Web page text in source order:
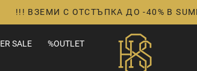
!!! ВЗЕМИ С ОТСТЪПКА ДО -40% В
SALE %OUTLET